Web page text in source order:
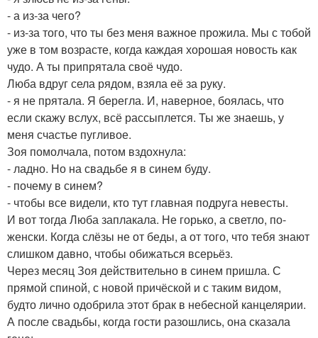
- а из-за чего?
- из-за того, что ты без меня важное прожила. Мы с тобой
уже в том возрасте, когда каждая хорошая новость как
чудо. А ты припрятала своё чудо.
Люба вдруг села рядом, взяла её за руку.
- я не прятала. Я берегла. И, наверное, боялась, что
если скажу вслух, всё рассыплется. Ты же знаешь, у
меня счастье пугливое.
Зоя помолчала, потом вздохнула:
- ладно. Но на свадьбе я в синем буду.
- почему в синем?
- чтобы все видели, кто тут главная подруга невесты.
И вот тогда Люба заплакала. Не горько, а светло, по-
женски. Когда слёзы не от беды, а от того, что тебя знают
слишком давно, чтобы обижаться всерьёз.
Через месяц Зоя действительно в синем пришла. С
прямой спиной, с новой причёской и с таким видом,
будто лично одобрила этот брак в небесной канцелярии.
А после свадьбы, когда гости разошлись, она сказала